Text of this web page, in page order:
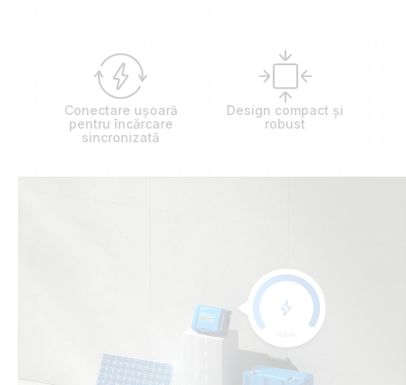
Conectare ușoară
pentru încărcare
sincronizată
Design compact și
robust